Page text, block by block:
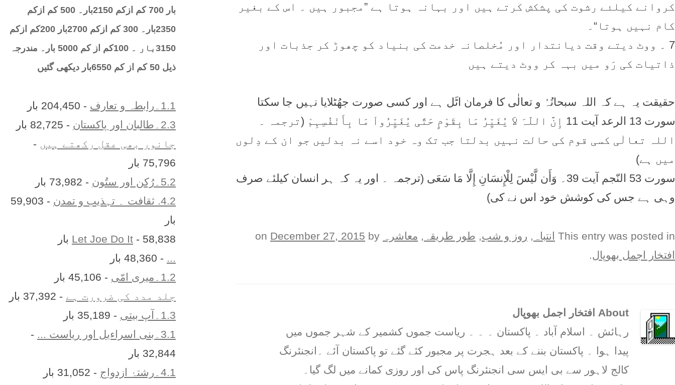
کروانے کیلئے رشوت کی پشکش کرتے ہیں اور بہانہ ہوتا ہے ”مجبور ہیں ۔ اس کے بغیر
کام نہیں ہوتا“۔
7 ۔ ووٹ دیتے وقت دیانتدار اور مُخلصانہ خدمت کی بنیاد کو چھوڑ کر جذبات اور
ذاتیات کی رَو میں بہہ کر ووٹ دیتے ہیں
حقیقت یہ ہے کہ اللہ سبحانُہُ و تعالٰی کا فرمان اٹَل ہے اور کسی صورت جھُٹلایا نہیں جا سکتا
سورت 13 الرعد آیت 11 إِنَّ اللّہَ لاَ يُغَيِّرُ مَا بِقَوْمٍ حَتَّی يُغَيِّرُواْ مَا بِأَنْفُسِہِمْ (ترجمہ ۔
اللہ تعالٰی کسی قوم کی حالت نہیں بدلتا جب تک وہ خود اسے نہ بدلیں جو ان کے دِلوں
میں ہے)
سورت 53 النّجم آیت 39۔ وَأَن لَّيْسَ لِلْإِنسَانِ إِلَّا مَا سَعَی (ترجمہ ۔ اور یہ کہ ہر انسان کیلئے صرف
وہی ہے جس کی کوشش خود اس نے کی)
This entry was posted in انتباہ روز و شب طور طريقہ معاشرہ December 27, 2015 by
افتخار اجمل بھوپال
About افتخار اجمل بھوپال
رہائش ۔ اسلام آباد ۔ پاکستان ۔ ۔ ۔ ریاست جموں کشمیر کے شہر جموں میں
پیدا ہوا ۔ پاکستان بننے کے بعد ہجرت پر مجبور کئے گئے تو پاکستان آئے ۔انجنئرنگ
کالج لاہور سے بی ایس سی انجنئرنگ پاس کی اور روزی کمانے میں لگ گیا۔
بار 700 کم ازکم 2150بار۔ 500 کم ازکم
2350بار۔ 300 کم ازکم 2700بار 200کم ازکم
3150بار ۔ 100کم از کم 5000 بار۔ مندرجہ
ذیل 50 کم از کم 6550بار دیکھی گئیں
1.1۔رابطہ و تعارف
- 204,450 بار
2.3۔طالبان اور پاکستان
- 82,725 بار
جانور بھی عقل رکھتے ہیں
-
75,796 بار
5.2۔رُکن اور ستُون
- 73,982 بار
4.2. ثقافت ۔ تہذیب و تمدن
- 59,903
بار
Let Joe Do It - 58,838 بار
- 48,360 بار
1.2۔میری امّی
- 45,106 بار
جلد مدد کی ضرورت ہے - 37,392 بار
1.3۔آپ بیتی
- 35,189 بار
3.1۔بنی اسراءیل اور ریاست ...
-
32,844 بار
4.1۔رشتۂ ازدواج
- 31,052 بار